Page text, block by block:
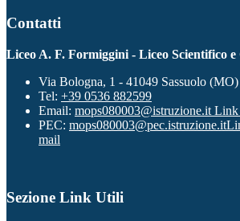
Contatti
Liceo A. F. Formiggini - Liceo Scientifico e
Via Bologna, 1 - 41049 Sassuolo (MO)
Tel: +39 0536 882599
Email: mops080003@istruzione.it Link
PEC: mops080003@pec.istruzione.it
mail
Sezione Link Utili